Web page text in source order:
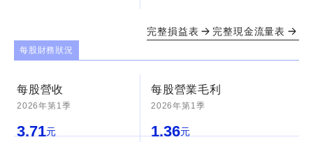
完整損益表 完整現金流量表
每股財務狀況
每股營收
2026年第1季
3.71元
每股營業毛利
2026年第1季
1.36元